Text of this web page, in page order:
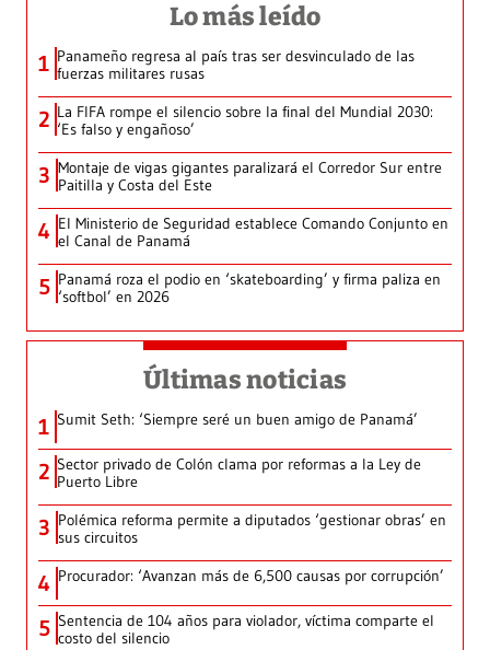
Lo más leído
1 Panameño regresa al país tras ser desvinculado de las
fuerzas militares rusas
2 La FIFA rompe el silencio sobre la final del Mundial 2030:
‘Es falso y engañoso’
3 Montaje de vigas gigantes paralizará el Corredor Sur entre
Paitilla y Costa del Este
4 El Ministerio de Seguridad establece Comando Conjunto en
el Canal de Panamá
5 Panamá roza el podio en ‘skateboarding’ y firma paliza en
‘softbol’ en 2026
Últimas noticias
1 Sumit Seth: ‘Siempre seré un buen amigo de Panamá’
2 Sector privado de Colón clama por reformas a la Ley de
Puerto Libre
3 Polémica reforma permite a diputados ‘gestionar obras’ en
sus circuitos
4 Procurador: ‘Avanzan más de 6,500 causas por corrupción’
5 Sentencia de 104 años para violador, víctima comparte el
costo del silencio